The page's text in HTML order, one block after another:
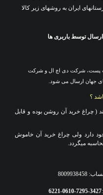
ایران به روشهای زیر کالا
توسط باربری ها
پست، شرکت دی اچ ال و شرکت
جهان ارسال می شود.
؟
( چراغ خرید آن روشن بوده و قابل
دارد ولی چراغ خرید آن خاموش
میگردد.
3427-7295-0610-6221